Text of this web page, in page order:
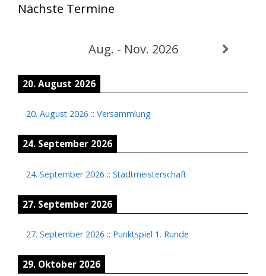
Nächste Termine
Aug. - Nov. 2026
20. August 2026
20. August 2026 :: Versammlung
24. September 2026
24. September 2026 :: Stadtmeisterschaft
27. September 2026
27. September 2026 :: Punktspiel 1. Runde
29. Oktober 2026